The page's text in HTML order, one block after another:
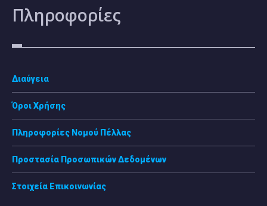
Πληροφορίες
Διαύγεια
Όροι Χρήσης
Πληροφορίες Νομού Πέλλας
Προστασία Προσωπικών Δεδομένων
Στοιχεία Επικοινωνίας